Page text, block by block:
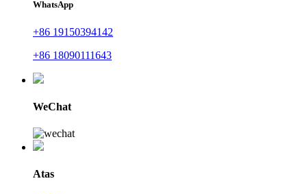
WhatsApp
+86 19150394142
+86 18090111643
WeChat
Atas